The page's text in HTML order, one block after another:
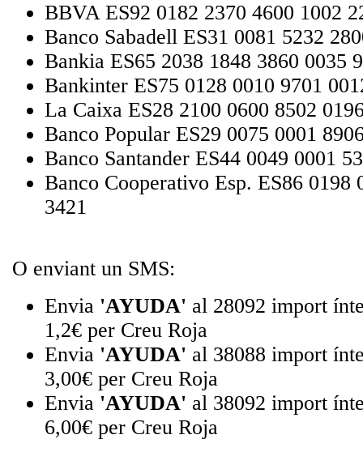
BBVA ES92 0182 2370 4600 1002
Banco Sabadell ES31 0081 5232
Bankia ES65 2038 1848 3860 0035
Bankinter ES75 0128 0010 9701
La Caixa ES28 2100 0600 8502
Banco Popular ES29 0075 0001
Banco Santander ES44 0049 0001
Banco Cooperativo Esp. ES86 0198
3421
O enviant un SMS:
Envia 'AYUDA' al 28092 import
1,2€ per Creu Roja
Envia 'AYUDA' al 38088 import
3,00€ per Creu Roja
Envia 'AYUDA' al 38092 import
6,00€ per Creu Roja